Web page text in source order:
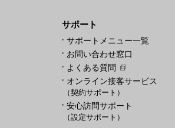
サポート
サポートメニュー一覧
お問い合わせ窓口
よくある質問
オンライン接客サービス
（契約サポート）
安心訪問サポート
（設定サポート）